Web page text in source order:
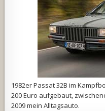
1982er Passat 32B im
200 Euro aufgebaut,
2009 mein Alltagsauto.